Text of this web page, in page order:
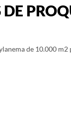
de 10.000 m2